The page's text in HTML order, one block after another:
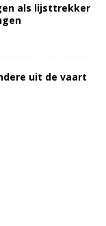
als lijsttrekker
uit de vaart